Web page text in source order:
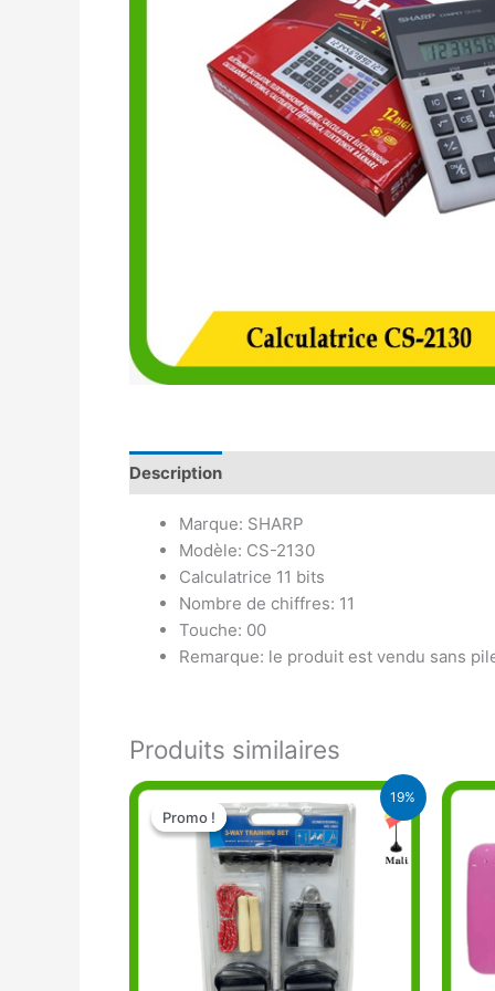
Description
Marque: SHARP
Modèle: CS-2130
Calculatrice 11 bits
Nombre de chiffres: 11
Touche: 00
Remarque: le produit est vendu sans
Produits similaires
19%
Promo !
Promo !
Le
prix
initial
était :
14.900 CFA.
Le
prix
actuel
est :
12.000 CFA.